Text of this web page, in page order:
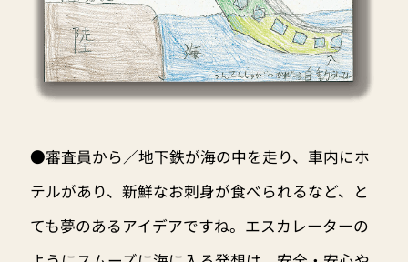
●審査員から／地下鉄が海の中を走り、車内にホ
テルがあり、新鮮なお刺身が食べられるなど、と
ても夢のあるアイデアですね。エスカレーターの